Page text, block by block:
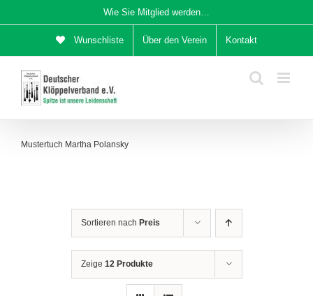
Inhalt
Wie Sie Mitglied werden…
Wunschliste Über den Verein Kontakt
Mustertuch Martha Polansky
Sortieren nach Preis
Zeige 12 Produkte